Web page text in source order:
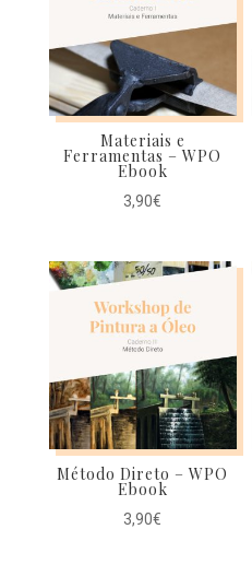
Materiais e
Ferramentas – WPO
Ebook
3,90€
Método Direto – WPO
Ebook
3,90€